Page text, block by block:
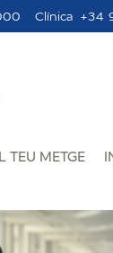
Clínica +34
TEU METGE